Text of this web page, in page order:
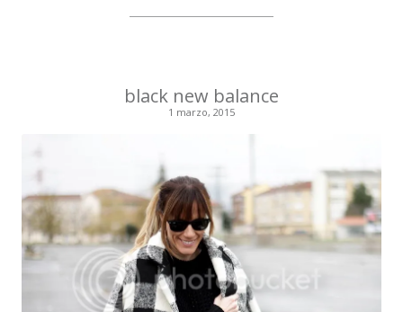
black new balance
1 marzo, 2015